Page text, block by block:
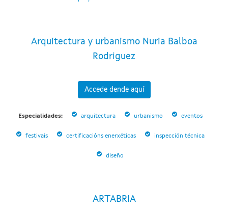
Arquitectura y urbanismo Nuria Balboa
Rodriguez
Accede dende aquí
Especialidades: arquitectura urbanismo eventos
festivais certificacións enerxéticas inspección técnica
diseño
ARTABRIA